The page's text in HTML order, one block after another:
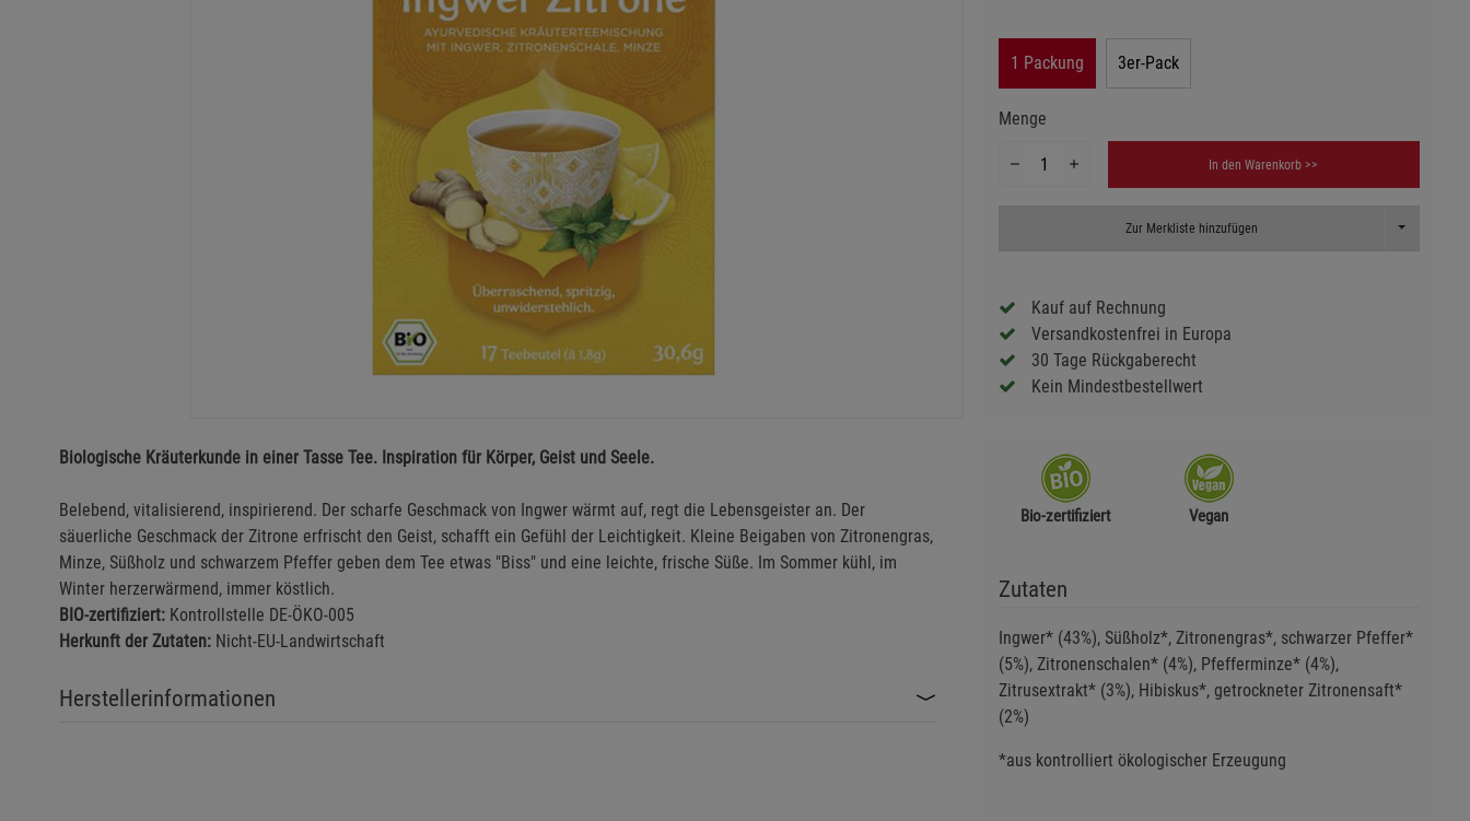
1 Packung 3er-Pack
Menge
In den Warenkorb >>
Zur Merkliste hinzufügen Toggle
Kauf auf Rechnung
Versandkostenfrei in Europa
30 Tage Rückgaberecht
Kein Mindestbestellwert
Biologische Kräuterkunde in einer Tasse Tee. Inspiration für Körper, Geist und Seele.
Belebend, vitalisierend, inspirierend. Der scharfe Geschmack von Ingwer wärmt auf, regt die Lebensgeister an. Der
säuerliche Geschmack der Zitrone erfrischt den Geist, schafft ein Gefühl der Leichtigkeit. Kleine Beigaben von Zitronengras,
Minze, Süßholz und schwarzem Pfeffer geben dem Tee etwas "Biss" und eine leichte, frische Süße. Im Sommer kühl, im
Winter herzerwärmend, immer köstlich.
BIO-zertifiziert: Kontrollstelle DE-ÖKO-005
Herkunft der Zutaten: Nicht-EU-Landwirtschaft
Herstellerinformationen
Bio-zertifiziert Vegan
Zutaten
Ingwer* (43%), Süßholz*, Zitronengras*, schwarzer Pfeffer*
(5%), Zitronenschalen* (4%), Pfefferminze* (4%),
Zitrusextrakt* (3%), Hibiskus*, getrockneter Zitronensaft*
(2%)
*aus kontrolliert ökologischer Erzeugung